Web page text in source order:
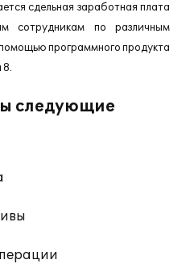
сдельная заработная плата
сотрудникам по различным
программного продукта
8.
следующие